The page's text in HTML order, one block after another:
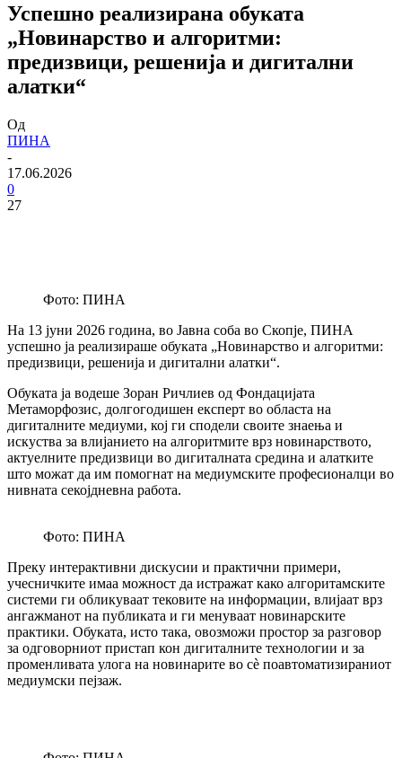
Успешно реализирана обуката
„Новинарство и алгоритми:
предизвици, решенија и дигитални
алатки“
Од
ПИНА
-
17.06.2026
0
27
Фото: ПИНА
На 13 јуни 2026 година, во Јавна соба во Скопје, ПИНА
успешно ја реализираше обуката „Новинарство и алгоритми:
предизвици, решенија и дигитални алатки“.
Обуката ја водеше Зоран Ричлиев од Фондацијата
Метаморфозис, долгогодишен експерт во областа на
дигиталните медиуми, кој ги сподели своите знаења и
искуства за влијанието на алгоритмите врз новинарството,
актуелните предизвици во дигиталната средина и алатките
што можат да им помогнат на медиумските професионалци во
нивната секојдневна работа.
Фото: ПИНА
Преку интерактивни дискусии и практични примери,
учесничките имаа можност да истражат како алгоритамските
системи ги обликуваат тековите на информации, влијаат врз
ангажманот на публиката и ги менуваат новинарските
практики. Обуката, исто така, овозможи простор за разговор
за одговорниот пристап кон дигиталните технологии и за
променливата улога на новинарите во сè поавтоматизираниот
медиумски пејзаж.